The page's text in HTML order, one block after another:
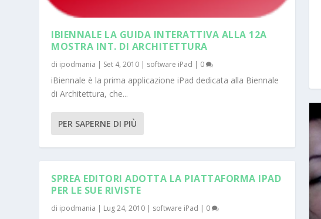
IBIENNALE LA GUIDA INTERATTIVA ALLA 12A
MOSTRA INT. DI ARCHITETTURA
di ipodmania Set 4, 2010 software iPad 0
iBiennale è la prima applicazione iPad dedicata alla Biennale
di Architettura, che...
PER SAPERNE DI PIÙ
SPREA EDITORI ADOTTA LA PIATTAFORMA IPAD
PER LE SUE RIVISTE
di ipodmania Lug 24, 2010 software iPad 0